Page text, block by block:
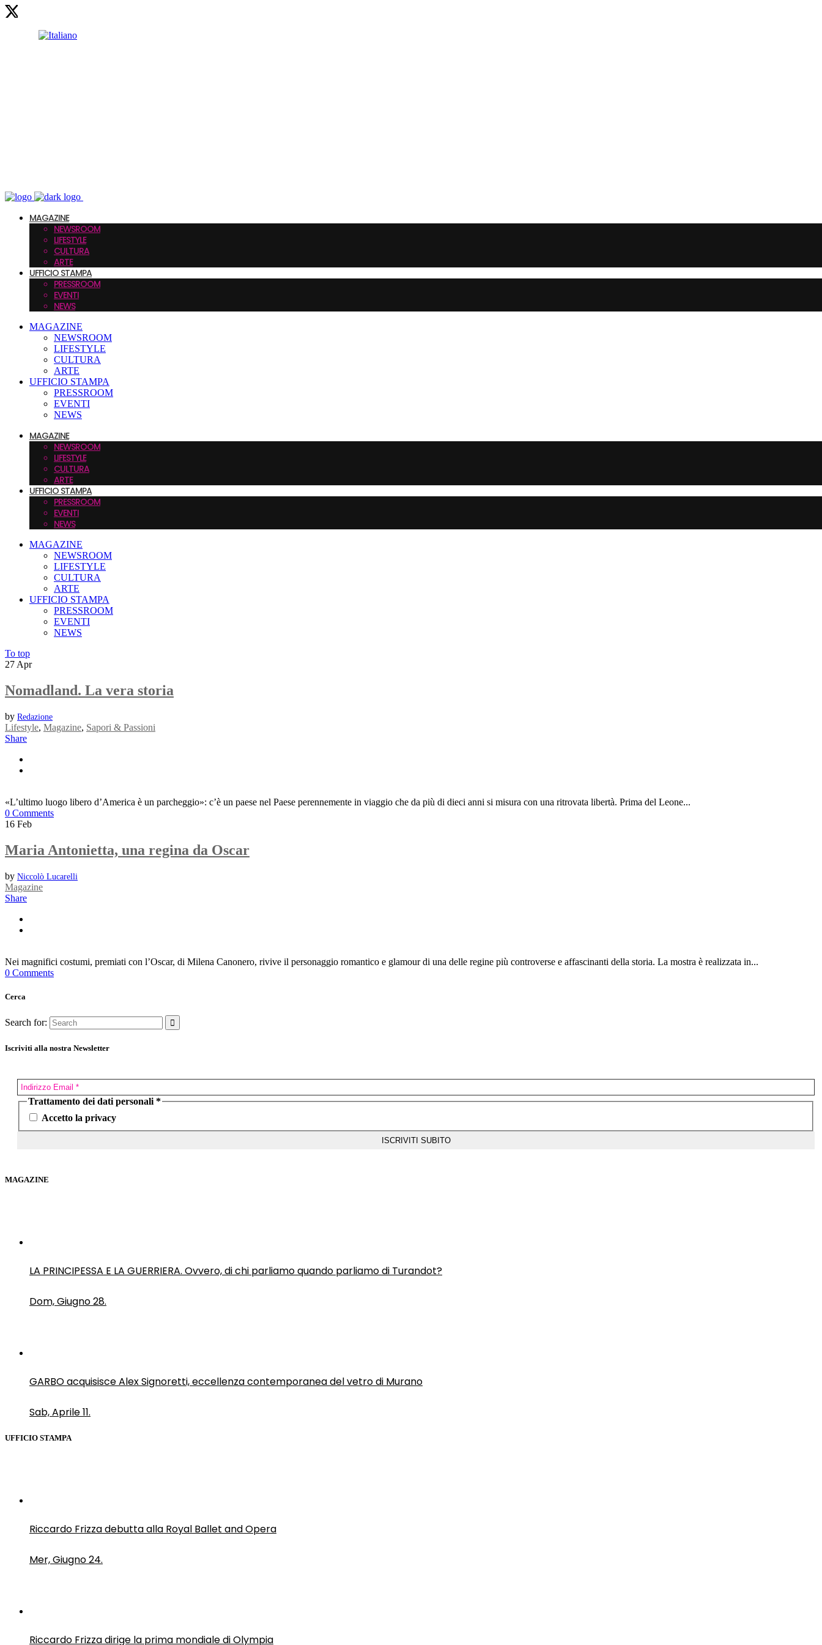
MAGAZINE
NEWSROOM
LIFESTYLE
CULTURA
ARTE
UFFICIO STAMPA
PRESSROOM
EVENTI
NEWS
MAGAZINE
NEWSROOM
LIFESTYLE
CULTURA
ARTE
UFFICIO STAMPA
PRESSROOM
EVENTI
NEWS
MAGAZINE
NEWSROOM
LIFESTYLE
CULTURA
ARTE
UFFICIO STAMPA
PRESSROOM
EVENTI
NEWS
MAGAZINE
NEWSROOM
LIFESTYLE
CULTURA
ARTE
UFFICIO STAMPA
PRESSROOM
EVENTI
NEWS
To top
27 Apr
Nomadland. La vera storia
by Redazione
Lifestyle, Magazine, Sapori & Passioni
Share
«L’ultimo luogo libero d’America è un parcheggio»: c’è un paese nel Paese perennemente in viaggio che da più di dieci anni si misura con una ritrovata libertà. Prima del Leone...
0 Comments
16 Feb
Maria Antonietta, una regina da Oscar
by Niccolò Lucarelli
Magazine
Share
Nei magnifici costumi, premiati con l’Oscar, di Milena Canonero, rivive il personaggio romantico e glamour di una delle regine più controverse e affascinanti della storia. La mostra è realizzata in...
0 Comments
Cerca
Search for:
Iscriviti alla nostra Newsletter
Trattamento dei dati personali *
Accetto la privacy
MAGAZINE
LA PRINCIPESSA E LA GUERRIERA. Ovvero, di chi parliamo quando parliamo di Turandot?
Dom, Giugno 28.
GARBO acquisisce Alex Signoretti, eccellenza contemporanea del vetro di Murano
Sab, Aprile 11.
UFFICIO STAMPA
Riccardo Frizza debutta alla Royal Ballet and Opera
Mer, Giugno 24.
Riccardo Frizza dirige la prima mondiale di Olympia